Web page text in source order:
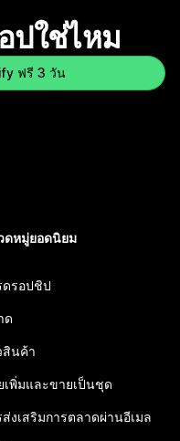
ปใช่ไหม
ฟรี 3 วัน
ดหมู่ยอดนิยม
ดรอปชิป
ด
สินค้า
เพิ่มและขายเป็นชุด
ส่งเสริมการตลาดผ่านอีเมล